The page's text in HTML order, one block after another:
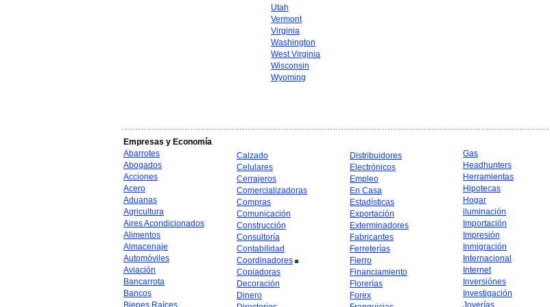
Utah
Vermont
Virginia
Washington
West Virginia
Wisconsin
Wyoming
Empresas y Economía
Abarrotes
Abogados
Acciones
Acero
Aduanas
Agricultura
Aires Acondicionados
Alimentos
Almacenaje
Automóviles
Aviación
Bancarrota
Bancos
Bienes Raíces
Calzado
Celulares
Cerrajeros
Comercializadoras
Compras
Comunicación
Construcción
Consultoría
Contabilidad
Coordinadores
Copiadoras
Decoración
Dinero
Distribuidores
Electrónicos
Empleo
En Casa
Estadísticas
Exportación
Exterminadores
Fabricantes
Ferreterías
Fierro
Financiamiento
Florerías
Forex
Gas
Headhunters
Herramientas
Hipotecas
Hogar
iluminación
Importación
Impresión
Inmigración
Internacional
Internet
Inversiónes
Investigación
Joyerías